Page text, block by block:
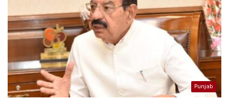
Punjab